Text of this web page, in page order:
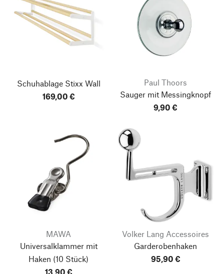
Schuhablage Stixx Wall
169,00 €
Paul Thoors
Sauger mit Messingknopf
9,90 €
MAWA
Universalklammer mit
Haken (10 Stück)
13,90 €
Volker Lang Accessoires
Garderobenhaken
95,90 €